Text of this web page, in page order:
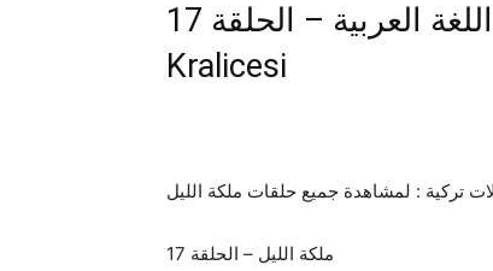
17 ملكة الليل – مترجمة إلى اللغة العربية – الحلقة | Gecenin
Kralicesi
17 ملكة الليل – الحلقة